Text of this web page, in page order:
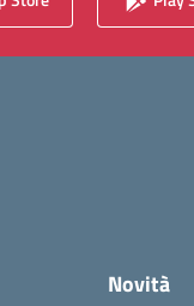
Novità